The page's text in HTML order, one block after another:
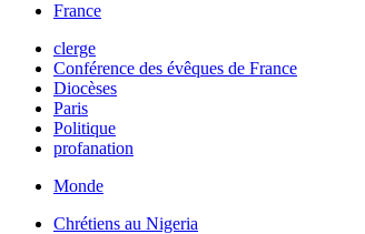
France
clerge
Conférence des évêques de France
Diocèses
Paris
Politique
profanation
Monde
Chrétiens au Nigeria